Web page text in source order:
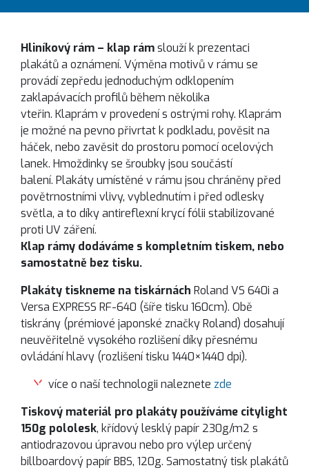
Hliníkový rám – klap rámslouží k prezentaci
plakátů a oznámení. Výměna motivů v rámu se
provádí zepředu jednoduchým odklopením
zaklapávacích profilů během několika
vteřin. Klaprám v provedení s ostrými rohy. Klaprám
je možné na pevno přivrtat k podkladu, pověsit na
háček, nebo zavěsit do prostoru pomocí ocelových
lanek. Hmoždinky se šroubky jsou součástí
balení. Plakáty umístěné v rámu jsou chráněny před
povětrnostními vlivy, vyblednutím i před odlesky
světla, a to díky antireflexní krycí fólii stabilizované
proti UV záření.
Klap rámy dodáváme s kompletním tiskem, nebo
samostatně bez tisku.
Plakáty tiskneme na tiskárnách Roland VS 640i a
Versa EXPRESS RF-640 (šíře tisku 160cm). Obě
tiskrány (prémiové japonské značky Roland) dosahují
neuvěřitelně vysokého rozlišení díky přesnému
ovládání hlavy (rozlišení tisku 1440×1440 dpi).
více o naší technologii naleznete zde
Tiskový materiál pro plakáty používáme citylight
150g pololesk, křídový lesklý papír 230g/m2 s
antiodrazovou úpravou nebo pro výlep určený
billboardový papír BBS, 120g. Samostatný tisk plakátů